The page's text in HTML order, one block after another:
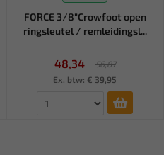
FORCE 3/8"Crowfoot open
ringsleutel / remleidingsl...
48,34
56,87
Ex. btw: € 39,95